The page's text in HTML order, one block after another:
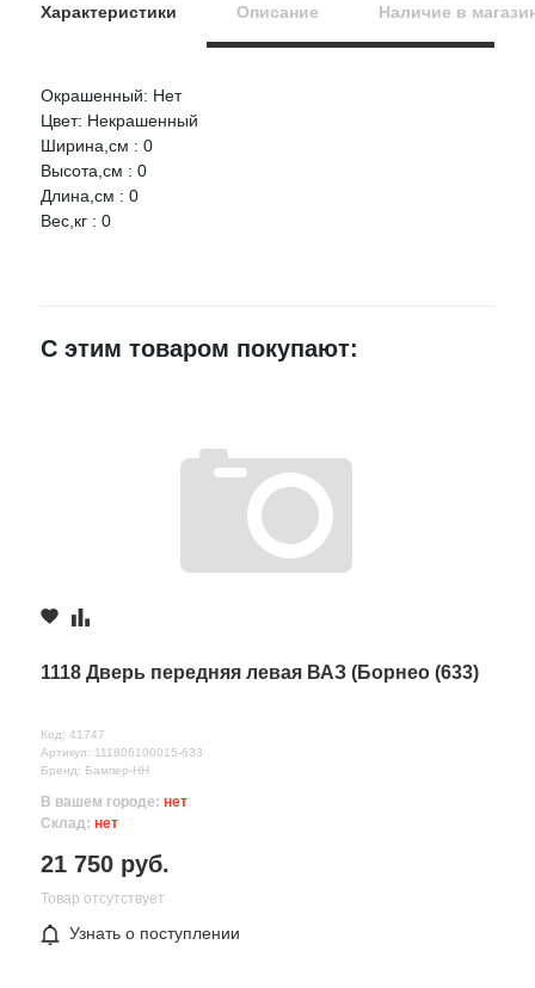
Характеристики Описание Наличие в
Окрашенный: Нет
Цвет: Некрашенный
Ширина,см : 0
Высота,см : 0
Длина,см : 0
Вес,кг : 0
НАЛИЧИЕ СРОК
WINGS LTD 1118 Дверь передняя левая (WINGS-ФОРЕЗ)
Артикул:
3Ж
Оцените товар:
Ваше имя
Достоинства
Комментарий
Все поля формы обязательны
С этим товаром покупают:
1118 Дверь передняя левая ВАЗ (Борнео (633)
Код: 41747
Артикул: 111806100015-633
Бренд: Бампер-НН
В вашем городе: нет
Склад: нет
21 750 руб.
Товар отсутствует
Узнать о поступлении